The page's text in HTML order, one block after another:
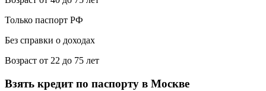
Только паспорт РФ
Без справки о доходах
Возраст от 22 до 75 лет
Взять кредит по паспорту в Москве